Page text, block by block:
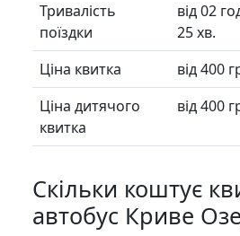
Тривалість
поїздки
від 02
25 хв.
Ціна квитка
від 400
Ціна дитячого
квитка
від 400
Скільки коштує
автобус Криве